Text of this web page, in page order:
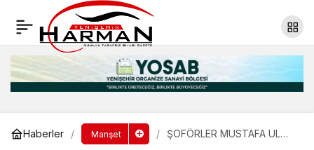
Haberler Manşet
ŞOFÖRLER MUSTAFA UL
HER KESİMİ KUCAKLADIK
Yorum Yap Paylaş